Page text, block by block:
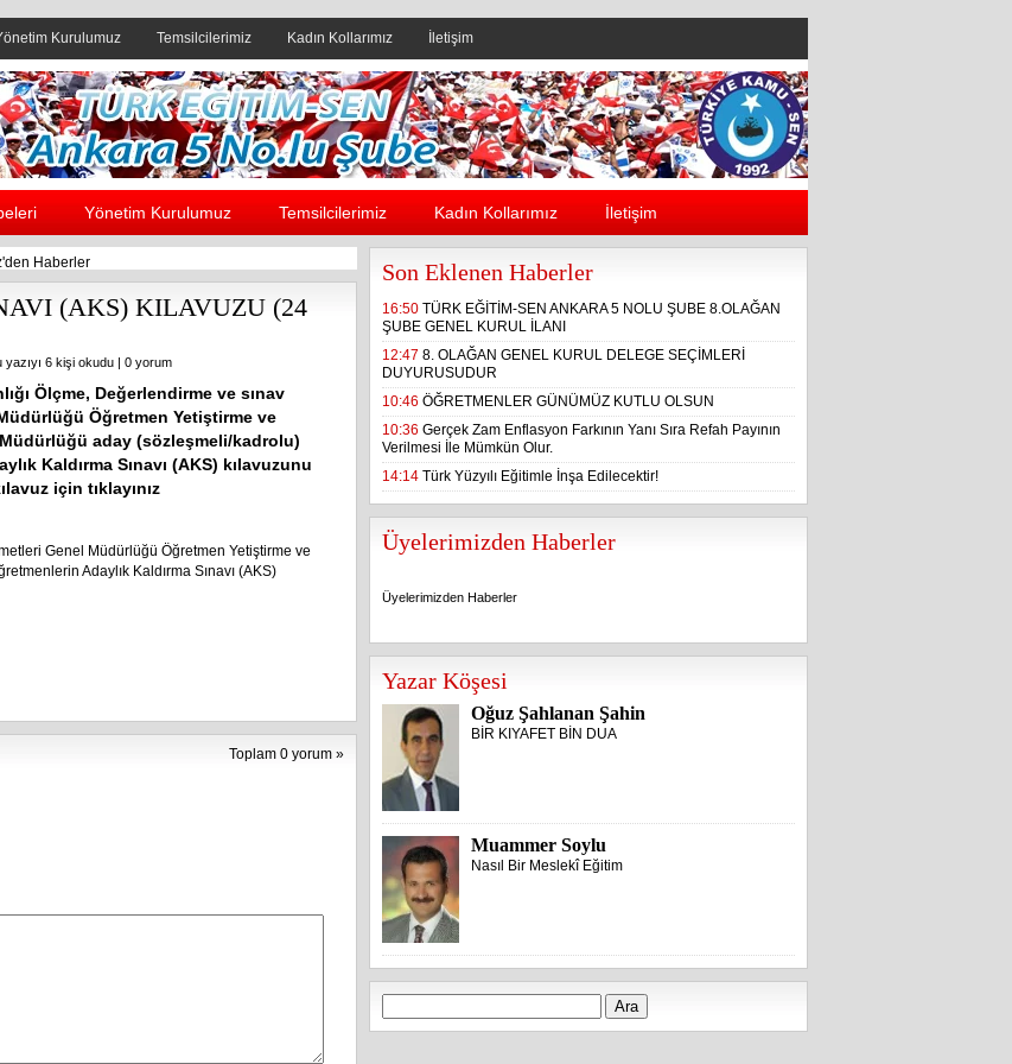
Kurulumuz Temsilcilerimiz Kadın Kollarımız İletişim
reklam alanı
Yönetim Kurulumuz Temsilcilerimiz Kadın Kollarımız İletişim
Haberler
(AKS) KILAVUZU (24
yazıyı 6 kişi okudu | 0 yorum
Ölçme, Değerlendirme ve sınav
Öğretmen Yetiştirme ve
aday (sözleşmeli/kadrolu)
Kaldırma Sınavı (AKS) kılavuzunu
için tıklayınız
Genel Müdürlüğü Öğretmen Yetiştirme ve
Adaylık Kaldırma Sınavı (AKS)
Toplam 0 yorum »
Son Eklenen Haberler
16:50 TÜRK EĞİTİM-SEN ANKARA 5 NOLU ŞUBE 8.OLAĞAN
ŞUBE GENEL KURUL İLANI
12:47 8. OLAĞAN GENEL KURUL DELEGE SEÇİMLERİ
DUYURUSUDUR
10:46 ÖĞRETMENLER GÜNÜMÜZ KUTLU OLSUN
10:36 Gerçek Zam Enflasyon Farkının Yanı Sıra Refah Payının
Verilmesi İle Mümkün Olur.
14:14 Türk Yüzyılı Eğitimle İnşa Edilecektir!
Üyelerimizden Haberler
Üyelerimizden Haberler
Yazar Köşesi
Oğuz Şahlanan Şahin
BİR KIYAFET BİN DUA
Muammer Soylu
Nasıl Bir Meslekî Eğitim
Arama: